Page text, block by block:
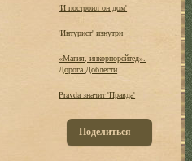
'И построил он дом'
'Интурист' изнутри
«Магия, инкорпорейтед».
Дорога Доблести
Pravda значит 'Правда'
Поделиться